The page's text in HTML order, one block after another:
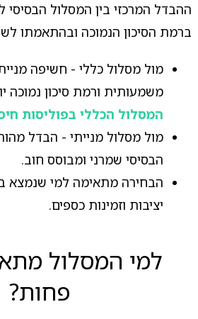
ההבדל המרכזי בין המסלול הבסיסי
ברמת הסיכון הנמוכה ובהתאמתו
מול מסלול כללי - חשיפה
משמעותית ורמת סיכון נמוכה
המסלול הכללי בפוליסות
מול מסלול מנייתי - הבדל
הבסיסי שמרני ומבוסס חוב.
הבחירה מתאימה למי שנמצא
יציבות וזמינות כספים.
למי המסלול
פחות?